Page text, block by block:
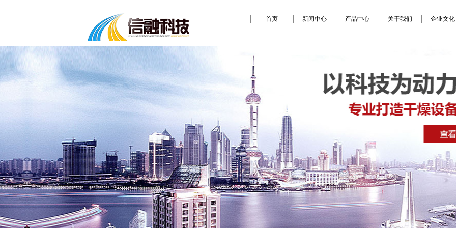
首页 新闻中心 产品中心 关于我们 企业文化